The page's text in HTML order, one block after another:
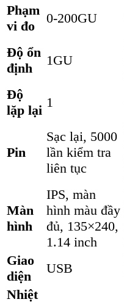
Phạm
vi đo
0-200GU
Độ ổn
định
1GU
Độ
lặp lại
1
Pin
Sạc lại, 5000
lần kiểm tra
liên tục
Màn
hình
IPS, màn
hình màu đầy
đủ, 135×240,
1.14 inch
Giao
diện
USB
Nhiệt